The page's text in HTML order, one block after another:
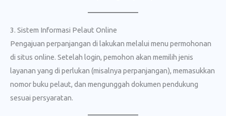
3. Sistem Informasi Pelaut Online
Pengajuan perpanjangan di lakukan melalui menu permohonan
di situs online. Setelah login, pemohon akan memilih jenis
layanan yang di perlukan (misalnya perpanjangan), memasukkan
nomor buku pelaut, dan mengunggah dokumen pendukung
sesuai persyaratan.